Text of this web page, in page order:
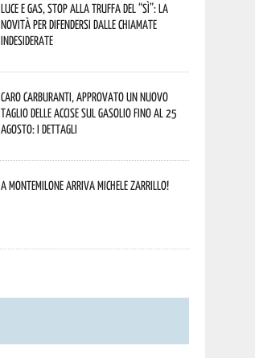
Luce e gas, stop alla truffa del “Sì”: la
novità per difendersi dalle chiamate
indesiderate
Caro carburanti, approvato un nuovo
taglio delle accise sul gasolio fino al 25
agosto: i dettagli
A Montemilone arriva Michele Zarrillo!